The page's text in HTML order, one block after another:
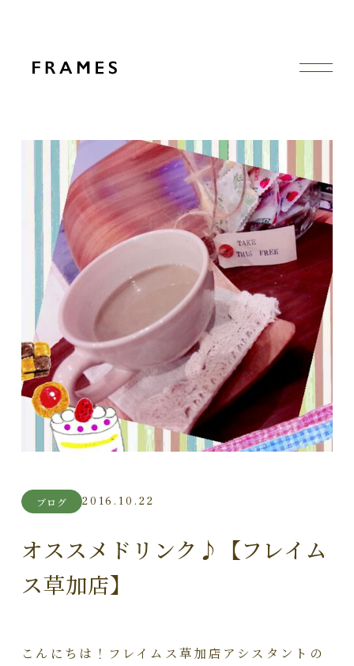
ブログ 2016.10.22
オススメドリンク♪【フレイム
ス草加店】
こんにちは！フレイムス草加店アシスタントの